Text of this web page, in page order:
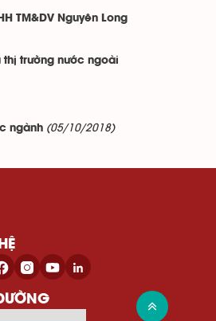
TM&DV Nguyên Long
thị trường nước ngoài
ngành (05/10/2018)